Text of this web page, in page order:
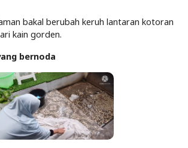
bakal berubah keruh lantaran kotoran
kain gorden.
bernoda